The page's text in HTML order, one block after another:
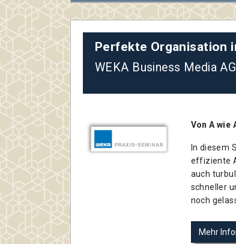
Perfekte Organisation
WEKA Business Media AG
Von A wie
In diesem
effiziente
auch
schneller
noch
Mehr